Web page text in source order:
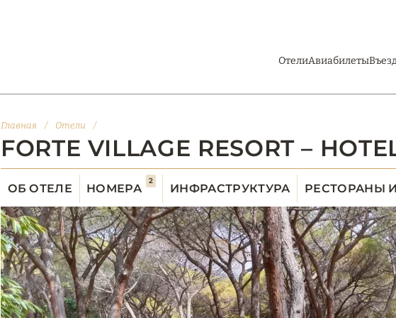
ОтелиАвиабилеты
Главная / Отели /
FORTE VILLAGE RESORT –
ОБ ОТЕЛЕ НОМЕРА
2
ИНФРАСТРУКТУРА РЕСТОРАНЫ